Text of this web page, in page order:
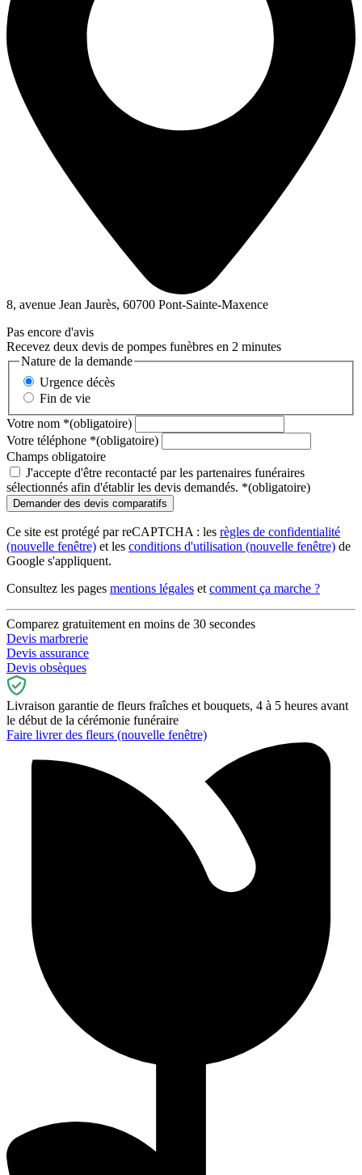
8, avenue Jean Jaurès, 60700 Pont-Sainte-Maxence
Pas encore d'avis
Recevez deux devis de pompes funèbres en 2 minutes
Nature de la demande
Urgence décès
Fin de vie
Votre nom *(obligatoire)
Votre téléphone *(obligatoire)
Champs obligatoire
J'accepte d'être recontacté par les partenaires funéraires
sélectionnés afin d'établir les devis demandés. *(obligatoire)
Ce site est protégé par reCAPTCHA : les règles de confidentialité
(nouvelle fenêtre) et les conditions d'utilisation (nouvelle fenêtre) de
Google s'appliquent.
Consultez les pages mentions légales et comment ça marche ?
Comparez gratuitement en moins de 30 secondes
Devis marbrerie
Devis assurance
Devis obsèques
Livraison garantie de fleurs fraîches et bouquets, 4 à 5 heures avant
le début de la cérémonie funéraire
Faire livrer des fleurs (nouvelle fenêtre)